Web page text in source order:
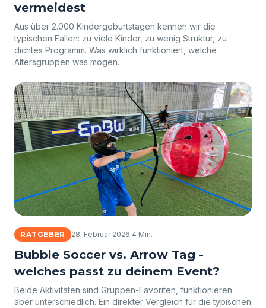
vermeidest
Aus über 2.000 Kindergeburtstagen kennen wir die
typischen Fallen: zu viele Kinder, zu wenig Struktur, zu
dichtes Programm. Was wirklich funktioniert, welche
Altersgruppen was mögen.
RATGEBER 28. Februar 2026·4 Min.
Bubble Soccer vs. Arrow Tag -
welches passt zu deinem Event?
Beide Aktivitäten sind Gruppen-Favoriten, funktionieren
aber unterschiedlich. Ein direkter Vergleich für die typischen